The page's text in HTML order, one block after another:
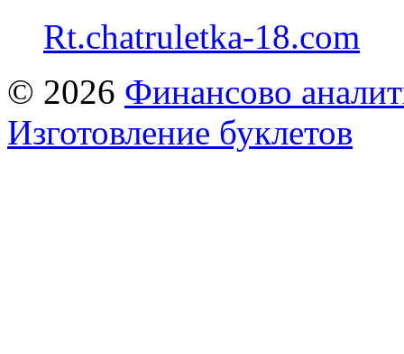
Rt.chatruletka-18.com
© 2026 Финансово
Изготовление буклетов